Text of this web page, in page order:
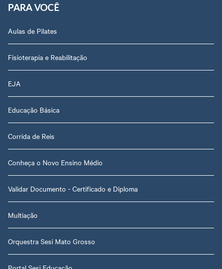
PARA VOCÊ
Aulas de Pilates
Fisioterapia e Reabilitação
EJA
Educação Básica
Corrida de Reis
Conheça o Novo Ensino Médio
Validar Documento - Certificado e Diploma
Multiação
Orquestra Sesi Mato Grosso